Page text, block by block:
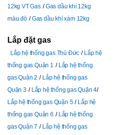
12kg VT Gas
Gas dầu khí 12kg
màu đỏ
Gas dầu khí xám 12kg
Lắp đặt gas
Lắp hệ thống gas Thủ Đức
Lắp hệ
thống gas Quận 1
Lắp hệ thống
gas Quận 2
Lắp hệ thống gas
Quận 3
Lắp hệ thống gas Quận 4
Lắp hệ thống gas Quận 5
Lắp hệ
thống gas Quận 6
Lắp hệ thống
gas Quận 7
Lắp hệ thống gas